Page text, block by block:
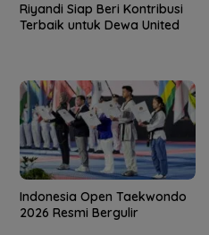
Riyandi Siap Beri Kontribusi
Terbaik untuk Dewa United
Indonesia Open Taekwondo
2026 Resmi Bergulir